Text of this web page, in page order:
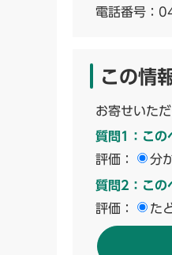
電話番号：
この情
お寄せいた
質問1：この
評価：
分
質問2：この
評価：
た